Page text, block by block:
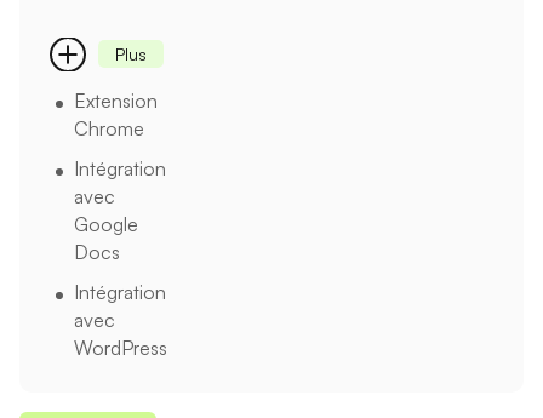
Plus
Extension
Chrome
Intégration
avec
Google
Docs
Intégration
avec
WordPress